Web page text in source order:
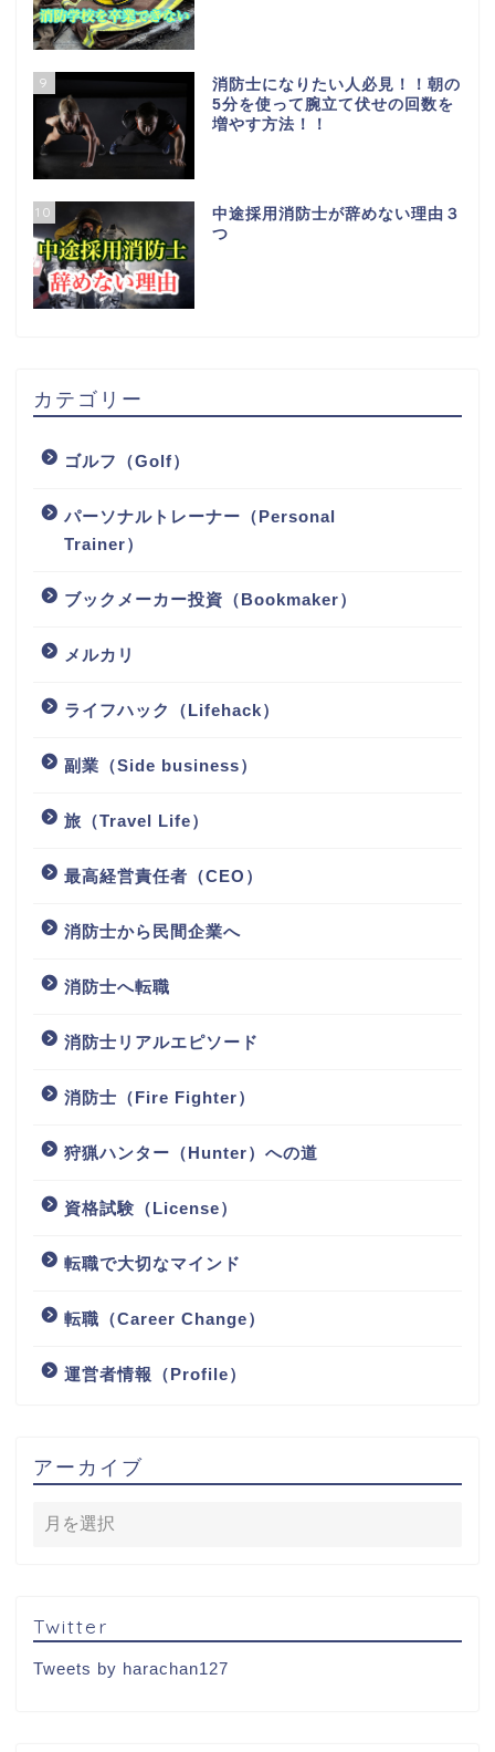
9
消防士になりたい人必見！！朝の
5分を使って腕立て伏せの回数を
増やす方法！！
10
中途採用消防士が辞めない理由３
つ
カテゴリー
ゴルフ（Golf）
パーソナルトレーナー（Personal
Trainer）
ブックメーカー投資（Bookmaker）
メルカリ
ライフハック（Lifehack）
副業（Side business）
旅（Travel Life）
最高経営責任者（CEO）
消防士から民間企業へ
消防士へ転職
消防士リアルエピソード
消防士（Fire Fighter）
狩猟ハンター（Hunter）への道
資格試験（License）
転職で大切なマインド
転職（Career Change）
運営者情報（Profile）
アーカイブ
Twitter
Tweets by harachan127